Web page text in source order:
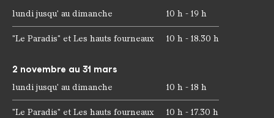
lundi jusqu' au dimanche 10 h - 19 h
"Le Paradis" et Les hauts fourneaux 10 h - 18.30 h
2 novembre au 31 mars
lundi jusqu' au dimanche 10 h - 18 h
"Le Paradis" et Les hauts fourneaux 10 h - 17.30 h